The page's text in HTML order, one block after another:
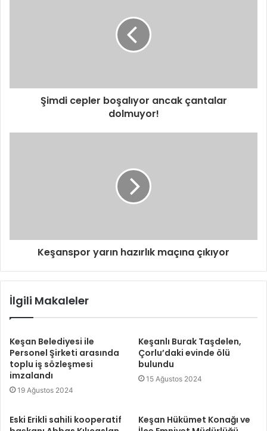
Şimdi cepler boşalıyor ancak çantalar
dolmuyor!
Keşanspor yarın hazırlık maçına çıkıyor
İlgili Makaleler
Keşan Belediyesi ile
Personel Şirketi arasında
toplu iş sözleşmesi
imzalandı
19 Ağustos 2024
Keşanlı Burak Taşdelen,
Çorlu’daki evinde ölü
bulundu
15 Ağustos 2024
Eski Erikli sahili kooperatif
Keşan Hükümet Konağı ve